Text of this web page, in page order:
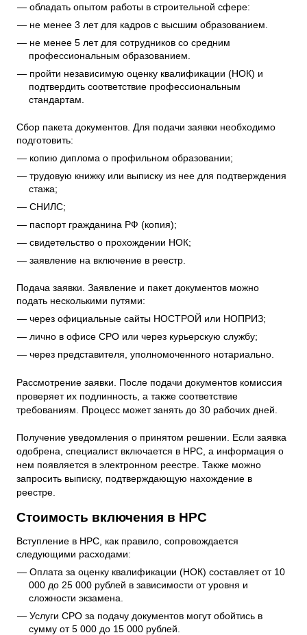
обладать опытом работы в строительной сфере:
не менее 3 лет для кадров с высшим образованием.
не менее 5 лет для сотрудников со средним
профессиональным образованием.
пройти независимую оценку квалификации (НОК) и
подтвердить соответствие профессиональным
стандартам.
Сбор пакета документов. Для подачи заявки необходимо
подготовить:
копию диплома о профильном образовании;
трудовую книжку или выписку из нее для подтверждения
стажа;
СНИЛС;
паспорт гражданина РФ (копия);
свидетельство о прохождении НОК;
заявление на включение в реестр.
Подача заявки. Заявление и пакет документов можно
подать несколькими путями:
через официальные сайты НОСТРОЙ или НОПРИЗ;
лично в офисе СРО или через курьерскую службу;
через представителя, уполномоченного нотариально.
Рассмотрение заявки. После подачи документов комиссия
проверяет их подлинность, а также соответствие
требованиям. Процесс может занять до 30 рабочих дней.
Получение уведомления о принятом решении. Если заявка
одобрена, специалист включается в НРС, а информация о
нем появляется в электронном реестре. Также можно
запросить выписку, подтверждающую нахождение в
реестре.
Стоимость включения в НРС
Вступление в НРС, как правило, сопровождается
следующими расходами:
Оплата за оценку квалификации (НОК) составляет от 10
000 до 25 000 рублей в зависимости от уровня и
сложности экзамена.
Услуги СРО за подачу документов могут обойтись в
сумму от 5 000 до 15 000 рублей.